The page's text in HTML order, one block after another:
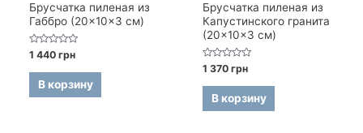
Брусчатка пиленая из
Габбро (20×10×3 см)
Оценка
0
из
1 440грн
В корзину
Брусчатка пиленая из
Капустинского гранита
(20×10×3 см)
Оценка
0
из
1 370грн
В корзину